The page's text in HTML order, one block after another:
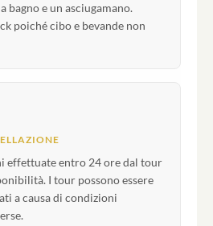
bagno e un asciugamano.
poiché cibo e bevande non
effettuate entro 24 ore dal tour
I tour possono essere
a causa di condizioni